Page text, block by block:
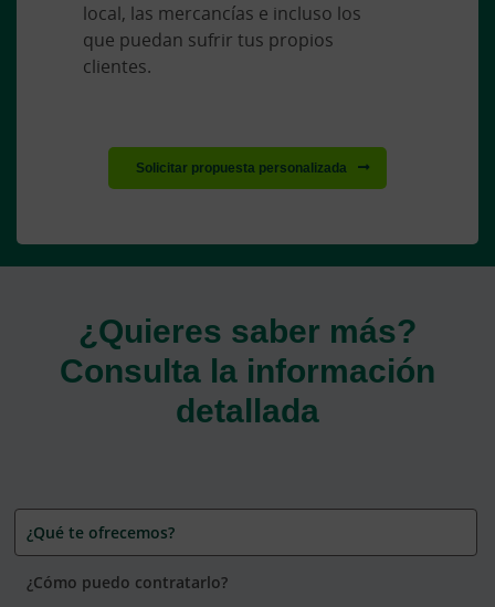
local, las mercancías e incluso los
que puedan sufrir tus propios
clientes.
Solicitar propuesta personalizada
¿Quieres saber más?
Consulta la información
detallada
¿Qué te ofrecemos?
¿Cómo puedo contratarlo?